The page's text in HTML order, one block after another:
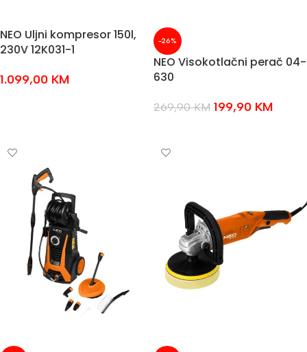
NEO Uljni kompresor 150l,
230V 12K031-1
1.099,00 KM
-26%
NEO Visokotlačni perač 04-
630
269,90KM 199,90 KM